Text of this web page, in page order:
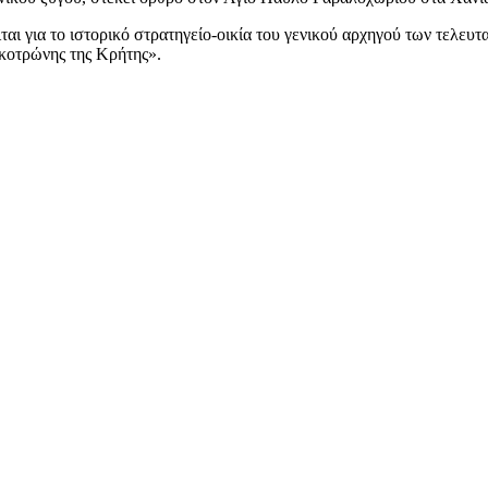
για το ιστορικό στρατηγείο-οικία του γενικού αρχηγού των
της Κρήτης».